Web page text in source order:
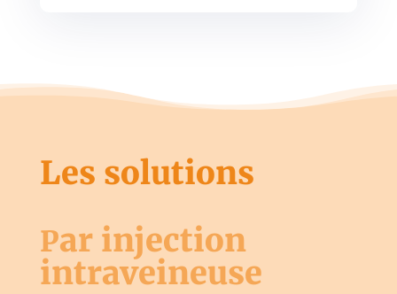
Les solutions
Par injection
intraveineuse